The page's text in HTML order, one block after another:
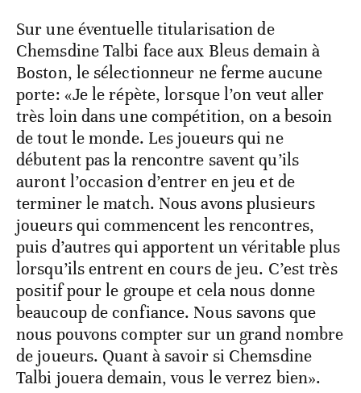
Sur une éventuelle titularisation de
Chemsdine Talbi face aux Bleus demain à
Boston, le sélectionneur ne ferme aucune
porte: «Je le répète, lorsque l’on veut aller
très loin dans une compétition, on a besoin
de tout le monde. Les joueurs qui ne
débutent pas la rencontre savent qu’ils
auront l’occasion d’entrer en jeu et de
terminer le match. Nous avons plusieurs
joueurs qui commencent les rencontres,
puis d’autres qui apportent un véritable plus
lorsqu’ils entrent en cours de jeu. C’est très
positif pour le groupe et cela nous donne
beaucoup de confiance. Nous savons que
nous pouvons compter sur un grand nombre
de joueurs. Quant à savoir si Chemsdine
Talbi jouera demain, vous le verrez bien».